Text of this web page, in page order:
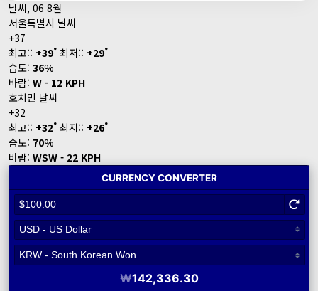
날씨, 06 8월
서울특별시 날씨
+37
최고:: +39° 최저:: +29°
습도: 36%
바람: W - 12 KPH
호치민 날씨
+32
최고:: +32° 최저:: +26°
습도: 70%
바람: WSW - 22 KPH